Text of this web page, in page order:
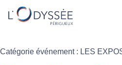
Catégorie événement : LES